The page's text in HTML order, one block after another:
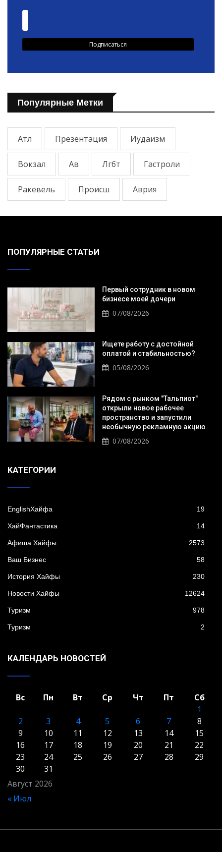
Популярные Метки
Атл Презентация Иудаизм
Вокзал Ав Лгбт Гастроли
Ракевель Происш Аврия
ПОПУЛЯРНЫЕ СТАТЬИ
Первый сотрудник в новом
бизнесе моей дочери
07/08/2026
Ищете работу с достойной
оплатой и стабильностью?
05/08/2026
Рядом с рынком "Тальпиот"
открыли новое рабочее
пространство и запустили
необычную рекламную акцию
07/08/2026
KАТЕГОРИИ
EnglishХайфа 19
XайФантастика 14
Афиша Хайфы 2573
Ваш Бизнес 58
История Хайфы 230
Новости Хайфы 12624
Туризм 978
Туризм 2
КАЛЕНДАРЬ НОВОСТЕЙ
Август 2026
Вс Пн Вт Ср Чт Пт
Сб
1
2
3 4 5 6 7
8
9
10 11 12 13 14
15
16
17 18 19 20 21
22
23
24 25 26 27 28
29
30
31
« Июл